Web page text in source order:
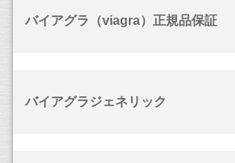
バイアグラ（viagra）正規品保証
バイアグラジェネリック